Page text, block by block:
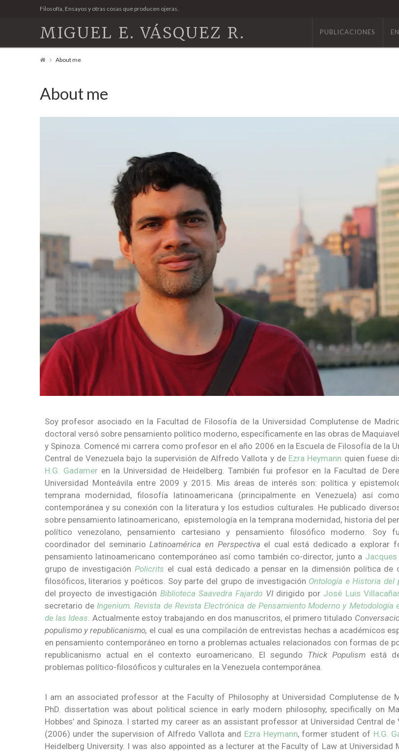
Filosofía, Ensayos y otras cosas que producen ojeras.
MIGUEL E. VÁSQUEZ R. PUBLICACIONES
About me
About me
Soy profesor asociado en la Facultad de Filosofía de la Universidad Complutense de
doctoral versó sobre pensamiento político moderno, específicamente en las obras de
y Spinoza. Comencé mi carrera como profesor en el año 2006 en la Escuela de Filosofía de la
Central de Venezuela bajo la supervisión de Alfredo Vallota y de Ezra Heymann quien fuese
H.G. Gadameren la Universidad de Heidelberg. También fui profesor en la Facultad de
Universidad Monteávila entre 2009 y 2015. Mis áreas de interés son: política y
temprana modernidad, filosofía latinoamericana (principalmente en Venezuela) así
contemporánea y su conexión con la literatura y los estudios culturales. He publicado
sobre pensamiento latinoamericano, epistemología en la temprana modernidad, historia del
político venezolano, pensamiento cartesiano y pensamiento filosófico moderno. Soy
coordinador del seminarioLatinoamérica en Perspectiva el cual está dedicado a explorar
pensamiento latinoamericano contemporáneo así como también co-director, junto a Jacques
grupo de investigación Policrits el cual está dedicado a pensar en la dimensión política de
filosóficos, literarios y poéticos. Soy parte del grupo de investigación Ontología e Historia del
del proyecto de investigación Biblioteca Saavedra Fajardo VIdirigido por José Luis
secretario de Ingenium.Revista de Revista Electrónica de Pensamiento Moderno y Metodología
de las Ideas . Actualmente estoy trabajando en dos manuscritos, el primero titulado
populismo y republicanismo, el cual es una compilación de entrevistas hechas a académicos
en pensamiento contemporáneo en torno a problemas actuales relacionados con formas de
republicanismo actual en el contexto euroamericano. El segundo Thick Populism está
problemas político-filosóficos y culturales en la Venezuela contemporánea.
I am an associated professor at the Faculty of Philosophy at Universidad Complutense de
PhD. dissertation was about political science in early modern philosophy, specifically on
Hobbes’ and Spinoza. I started my career as an assistant professor at Universidad Central de
(2006) under the supervision of Alfredo Vallota and Ezra Heymann, former student of H.G.
Heidelberg University. I was also appointed as a lecturer at the Faculty of Law at Universidad